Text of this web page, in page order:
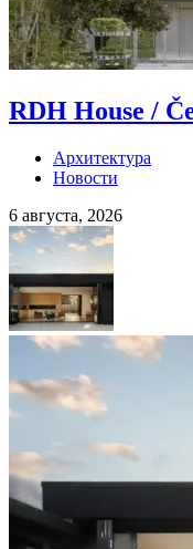
RDH House /
Архитектура
Новости
6 августа, 2026